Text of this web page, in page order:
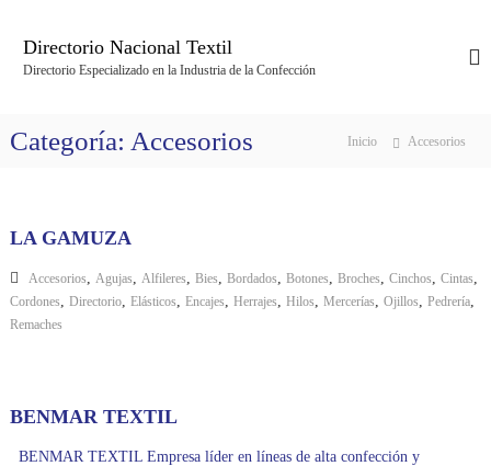
Directorio Nacional Textil
Directorio Especializado en la Industria de la Confección
Categoría: Accesorios Inicio Accesorios
LA GAMUZA
Accesorios, Agujas, Alfileres, Bies, Bordados, Botones, Broches, Cinchos, Cintas,
Cordones, Directorio, Elásticos, Encajes, Herrajes, Hilos, Mercerías, Ojillos, Pedrería,
Remaches
BENMAR TEXTIL
BENMAR TEXTIL Empresa líder en líneas de alta confección y